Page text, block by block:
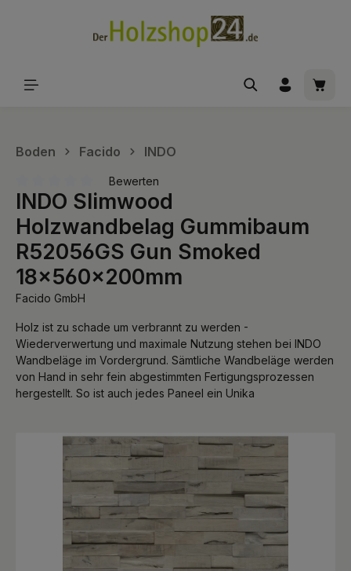
Boden Facido INDO
Durchschnittliche Bewertung von 0 von 5 Sternen
Bewerten
INDO Slimwood
Holzwandbelag Gummibaum
R52056GS Gun Smoked
18x560x200mm
Facido GmbH
Holz ist zu schade um verbrannt zu werden -
Wiederverwertung und maximale Nutzung stehen bei INDO
Wandbeläge im Vordergrund. Sämtliche Wandbeläge werden
von Hand in sehr fein abgestimmten Fertigungsprozessen
hergestellt. So ist auch jedes Paneel ein Unika
Bildergalerie überspringen